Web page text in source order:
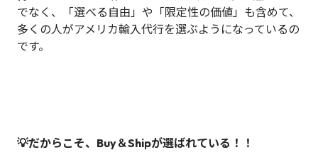
でなく、「選べる自由」や「限定性の価値」も含めて、
多くの人がアメリカ輸入代行を選ぶようになっているの
です。
💡だからこそ、Buy＆Shipが選ばれている！！